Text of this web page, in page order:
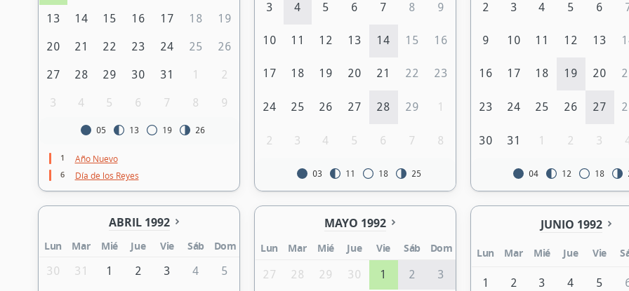
13 14 15 16 17 18 19
20 21 22 23 24 25 26
27 28 29 30 31 1 2
3 4 5 6 7 8 9
05 13 19 26
1 Año Nuevo
6 Día de los Reyes
3 4 5 6 7 8 9
10 11 12 13 14 15 16
17 18 19 20 21 22 23
24 25 26 27 28 29 1
2 3 4 5 6 7 8
03 11 18 25
2 3 4 5 6
9 10 11 12 13
16 17 18 19 20
23 24 25 26 27
30 31 1 2 3
04 12 18
ABRIL 1992
Lun Mar Mié Jue Vie Sáb
Dom
30
31 1 2 3 4 5
MAYO 1992
Lun Mar Mié Jue Vie Sáb
Dom
27
28 29 30 1 2 3
JUNIO 1992
Lun Mar Mié Jue Vie
1 2 3 4 5